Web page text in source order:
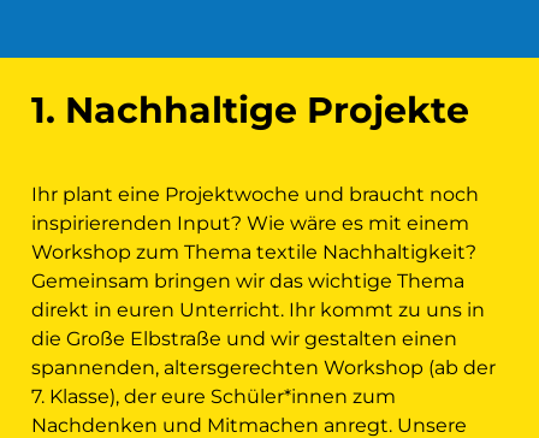
1. Nachhaltige Projekte
Ihr plant eine Projektwoche und braucht noch
inspirierenden Input? Wie wäre es mit einem
Workshop zum Thema textile Nachhaltigkeit?
Gemeinsam bringen wir das wichtige Thema
direkt in euren Unterricht. Ihr kommt zu uns in
die Große Elbstraße und wir gestalten einen
spannenden, altersgerechten Workshop (ab der
7. Klasse), der eure Schüler*innen zum
Nachdenken und Mitmachen anregt. Unsere